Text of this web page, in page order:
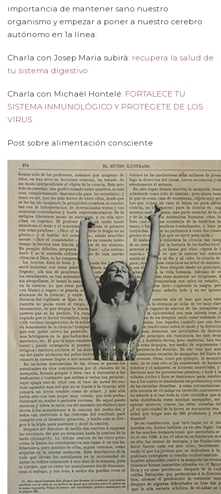
importancia de mantener sano nuestro
organismo y empezar a poner a nuestro cerebro
autónomo en 1a línea:
Charla con Josep Maria subirà: recupera la salud de
tu sistema digestivo
Charla con Michaël Hontelé: FORTALECE TU
SISTEMA INMUNOLÓGICO Y PROTEGETE DE LOS
VIRUS
Post sobre alimentación consciente